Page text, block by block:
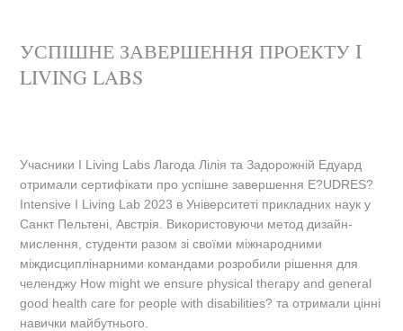
УСПІШНЕ ЗАВЕРШЕННЯ ПРОЕКТУ I
LIVING LABS
Учасники I Living Labs Лагода Лілія та Задорожній Едуард
отримали сертифікати про успішне завершення E?UDRES?
Intensive I Living Lab 2023 в Університеті прикладних наук у
Санкт Пельтені, Австрія. Використовуючи метод дизайн-
мислення, студенти разом зі своїми міжнародними
міждисциплінарними командами розробили рішення для
челенджу How might we ensure physical therapy and general
good health care for people with disabilities? та отримали цінні
навички майбутнього.